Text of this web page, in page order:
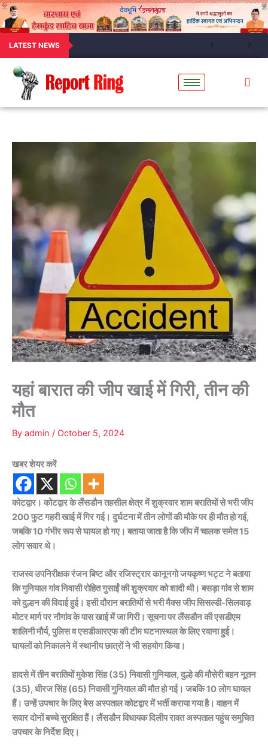
LATEST NEWS
यहां बारात की जीप खाई में गिरी, तीन की
मौत
By admin / October 5, 2024
खबर शेयर करें
कोटद्वार। कोटद्वार के लैंसडौन तहसील क्षेत्र में शुक्रवार शाम बरातियों से भरी जीप
200 फुट गहरी खाई में गिर गई। दुर्घटना में तीन लोगों की मौके पर ही मौत हो गई,
जबकि 10 गंभीर रूप से घायल हो गए। बताया जाता है कि जीप में चालक समेत 15
लोग सवार थे।
राजस्व उपनिरीक्षक रंजन बिष्ट और रजिस्ट्रार कानूनगो जयकृष्ण भट्ट ने बताया
कि गुनियाल गांव निवासी रोहित गुसाईं की शुक्रवार को शादी थी। बसड़ा गांव से शाम
को दुल्हन की विदाई हुई। इसी दौरान बरातियों से भरी मैक्स जीप सिसल्डी-सिलवाड़
मोटर मार्ग पर नौगांव के पास खाई में जा गिरी। सूचना पर लैंसडौन की एसडीएम
शालिनी मौर्य, पुलिस व एसडीआरएफ की टीम घटनास्थल के लिए रवाना हुई।
घायलों को निकालने में स्थानीय छात्रों ने भी सहयोग किया।
हादसे में तीन बरातियों मुकेश सिंह (35) निवासी गुनियाल, दुल्हे की मौसेरी बहन नूतन
(35), धीरज सिंह (65) निवासी गुनियाल की मौत हो गई। जबकि 10 लोग घायल
हैं। उन्हें उपचार के लिए बेस अस्पताल कोटद्वार में भर्ती कराया गया है। वाहन में
सवार दोनों बच्चे सुरक्षित हैं। लैंसडौन विधायक दिलीप रावत अस्पताल पहुंच समुचित
उपचार के निर्देश दिए।